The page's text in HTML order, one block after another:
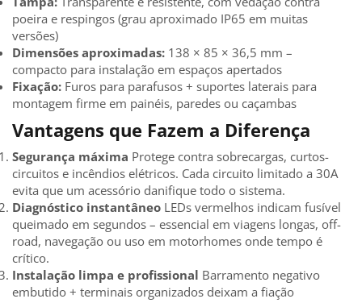
poeira e respingos (grau aproximado IP65 em muitas
versões)
Dimensões aproximadas: 138 × 85 × 36,5 mm –
compacto para instalação em espaços apertados
Fixação: Furos para parafusos + suportes laterais para
montagem firme em painéis, paredes ou caçambas
Vantagens que Fazem a Diferença
Segurança máxima Protege contra sobrecargas, curtos-
circuitos e incêndios elétricos. Cada circuito limitado a 30A
evita que um acessório danifique todo o sistema.
Diagnóstico instantâneo LEDs vermelhos indicam fusível
queimado em segundos – essencial em viagens longas, off-
road, navegação ou uso em motorhomes onde tempo é
crítico.
Instalação limpa e profissional Barramento negativo
embutido + terminais organizados deixam a fiação